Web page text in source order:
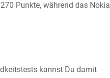
Punkte, während das Nokia
kannst Du damit